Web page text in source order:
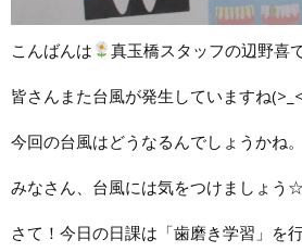
こんばんは 真玉橋スタッフの辺野喜
皆さんまた台風が発生していますね
今回の台風はどうなるんでしょうかね。
みなさん、台風には気をつけましょう
さて！今日の日課は「歯磨き学習」を